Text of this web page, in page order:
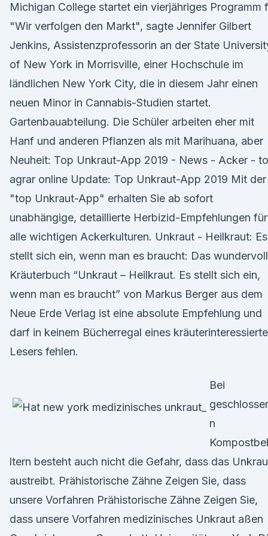
Michigan College startet ein vierjähriges Programm
"Wir verfolgen den Markt", sagte Jennifer Gilbert
Jenkins, Assistenzprofessorin an der State
of New York in Morrisville, einer Hochschule im
ländlichen New York City, die in diesem Jahr einen
neuen Minor in Cannabis-Studien startet.
Gartenbauabteilung. Die Schüler arbeiten eher mit
Hanf und anderen Pflanzen als mit Marihuana, aber
Neuheit: Top Unkraut-App 2019 - News - Acker -
agrar online Update: Top Unkraut-App 2019 Mit der
"top Unkraut-App" erhalten Sie ab sofort
unabhängige, detaillierte Herbizid-Empfehlungen für
alle wichtigen Ackerkulturen. Unkraut - Heilkraut: Es
stellt sich ein, wenn man es braucht: Das
Kräuterbuch “Unkraut – Heilkraut. Es stellt sich ein,
wenn man es braucht” von Markus Berger aus dem
Neue Erde Verlag ist eine absolute Empfehlung und
darf in keinem Bücherregal eines
Lesers fehlen.
Bei
n
ltern besteht auch nicht die Gefahr, dass das
austreibt. Prähistorische Zähne Zeigen Sie, dass
unsere Vorfahren Prähistorische Zähne Zeigen Sie,
dass unsere Vorfahren medizinisches Unkraut aßen